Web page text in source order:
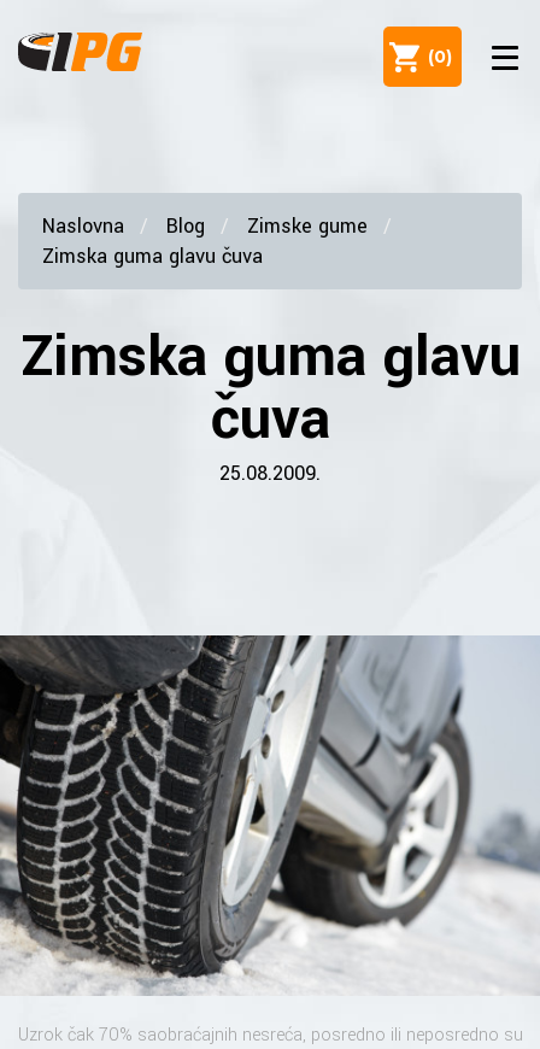
(0)
Naslovna Blog
Zimske gume
Zimska guma glavu čuva
Zimska guma glavu
čuva
25.08.2009.
Uzrok čak 70% saobraćajnih nesreća, posredno ili neposredno su